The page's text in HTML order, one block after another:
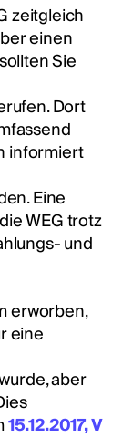
zeitgleich
einen
Sie
Dort
informiert
Eine
WEG trotz
und
erworben,
eine
aber
15.12.2017, V